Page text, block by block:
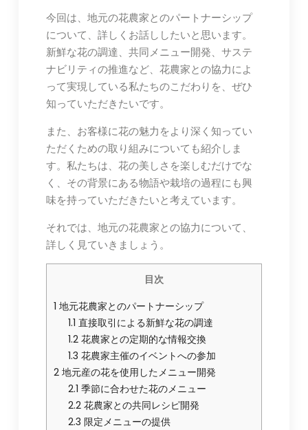
今回は、地元の花農家とのパートナーシップ
について、詳しくお話ししたいと思います。
新鮮な花の調達、共同メニュー開発、サステ
ナビリティの推進など、花農家との協力によ
って実現している私たちのこだわりを、ぜひ
知っていただきたいです。
また、お客様に花の魅力をより深く知ってい
ただくための取り組みについても紹介しま
す。私たちは、花の美しさを楽しむだけでな
く、その背景にある物語や栽培の過程にも興
味を持っていただきたいと考えています。
それでは、地元の花農家との協力について、
詳しく見ていきましょう。
目次
1 地元花農家とのパートナーシップ
1.1 直接取引による新鮮な花の調達
1.2 花農家との定期的な情報交換
1.3 花農家主催のイベントへの参加
2地元産の花を使用したメニュー開発
2.1 季節に合わせた花のメニュー
2.2 花農家との共同レシピ開発
2.3 限定メニューの提供